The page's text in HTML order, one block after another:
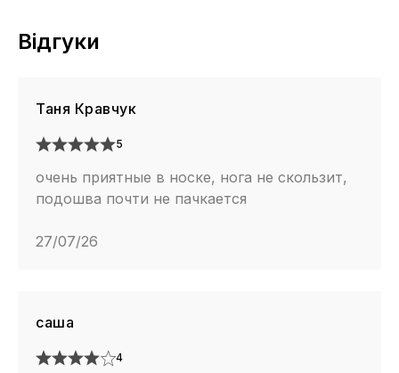
Відгуки
Таня Кравчук
5
очень приятные в носке, нога не скользит,
подошва почти не пачкается
27/07/26
саша
4